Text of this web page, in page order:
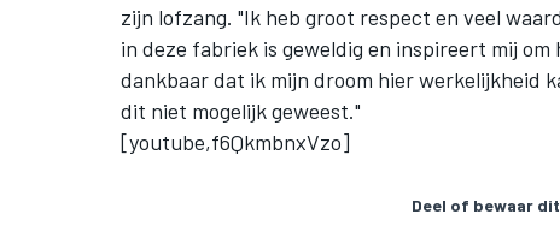
zijn lofzang. "Ik heb groot respect en veel
in deze fabriek is geweldig en inspireert mij
dankbaar dat ik mijn droom hier werkelijkheid
dit niet mogelijk geweest."
[youtube,f6QkmbnxVzo]
Deel of bewaar